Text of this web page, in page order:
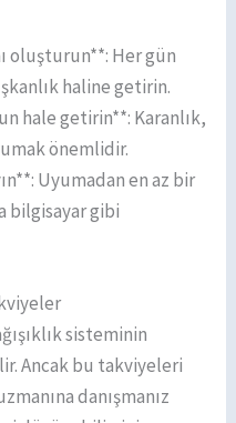
oluşturun**: Her gün
haline getirin.
hale getirin**: Karanlık,
önemlidir.
Uyumadan en az bir
bilgisayar gibi
sisteminin
Ancak bu takviyeleri
danışmanız